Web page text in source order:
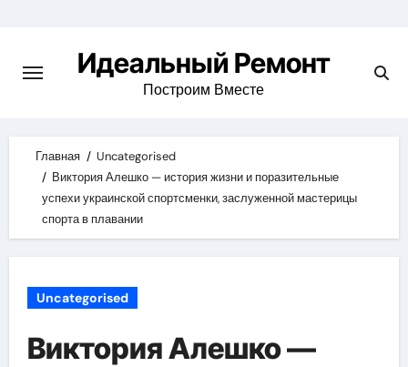
content
Идеальный Ремонт
Построим Вместе
Главная
Uncategorised
Виктория Алешко — история жизни и поразительные
успехи украинской спортсменки, заслуженной мастерицы
спорта в плавании
Uncategorised
Виктория Алешко —